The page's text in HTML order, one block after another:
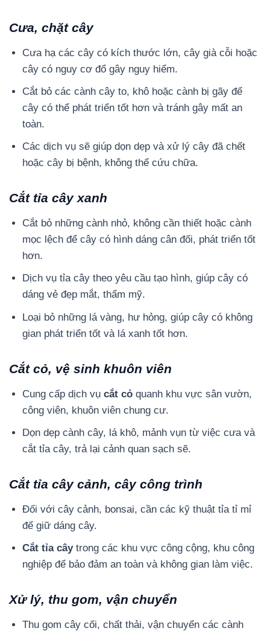
Cưa, chặt cây
Cưa hạ các cây có kích thước lớn, cây già cỗi hoặc
cây có nguy cơ đổ gây nguy hiểm.
Cắt bỏ các cành cây to, khô hoặc cành bị gãy để
cây có thể phát triển tốt hơn và tránh gây mất an
toàn.
Các dịch vụ sẽ giúp dọn dẹp và xử lý cây đã chết
hoặc cây bị bệnh, không thể cứu chữa.
Cắt tỉa cây xanh
Cắt bỏ những cành nhỏ, không cần thiết hoặc cành
mọc lệch để cây có hình dáng cân đối, phát triển tốt
hơn.
Dịch vụ tỉa cây theo yêu cầu tạo hình, giúp cây có
dáng vẻ đẹp mắt, thẩm mỹ.
Loại bỏ những lá vàng, hư hỏng, giúp cây có không
gian phát triển tốt và lá xanh tốt hơn.
Cắt cỏ, vệ sinh khuôn viên
Cung cấp dịch vụcắt cỏ quanh khu vực sân vườn,
công viên, khuôn viên chung cư.
Dọn dẹp cành cây, lá khô, mảnh vụn từ việc cưa và
cắt tỉa cây, trả lại cảnh quan sạch sẽ.
Cắt tỉa cây cảnh, cây công trình
Đối với cây cảnh, bonsai, cần các kỹ thuật tỉa tỉ mỉ
để giữ dáng cây.
Cắt tỉa câytrong các khu vực công cộng, khu công
nghiệp để bảo đảm an toàn và không gian làm việc.
Xử lý, thu gom, vận chuyển
Thu gom cây cối, chất thải, vận chuyển các cành